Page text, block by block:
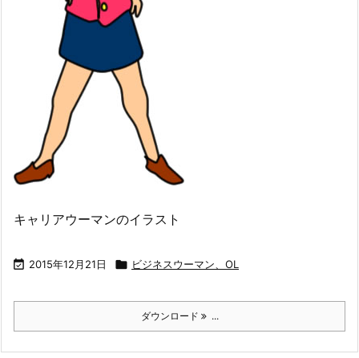
キャリアウーマンのイラスト
 2015年12月21日  ビジネスウーマン、OL
ダウンロード ...